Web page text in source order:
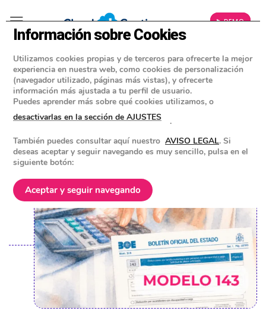
▶ DEMO
BLOG»IMPUESTOS PARA EMPRESAS Y AUTÓNOMOS
Modelo 143: Cómo cumplir con
hacienda sin errores
POSTED ON29 ABRIL 2026 BYEQUIPO DE CLOUD GESTION
Información sobre Cookies
Utilizamos cookies propias y de terceros para ofrecerte la mejor
experiencia en nuestra web, como cookies de personalización
(navegador utilizado, páginas más vistas), y ofrecerte
información más ajustada a tu perfil de usuario.
Puedes aprender más sobre qué cookies utilizamos, o
desactivarlas en la sección de AJUSTES
.
También puedes consultar aquí nuestro AVISO LEGAL. Si
deseas aceptar y seguir navegando es muy sencillo, pulsa en el
siguiente botón:
Aceptar y seguir navegando